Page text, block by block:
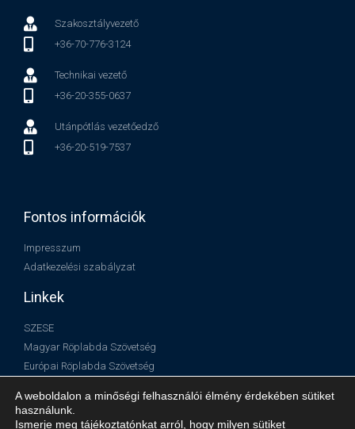
Szakosztályvezető
+36-70-776-3124
Technikai vezető
+36-20-355-0637
Utánpótlás vezetőedző
+36-20-519-7537
Fontos információk
Impresszum
Adatkezelési szabályzat
Linkek
SZESE
Magyar Röplabda Szövetség
Európai Röplabda Szövetség
A weboldalon a minőségi felhasználói élmény érdekében sütiket
használunk.
Ismerje meg tájékoztatónkat arról, hogy milyen sütiket